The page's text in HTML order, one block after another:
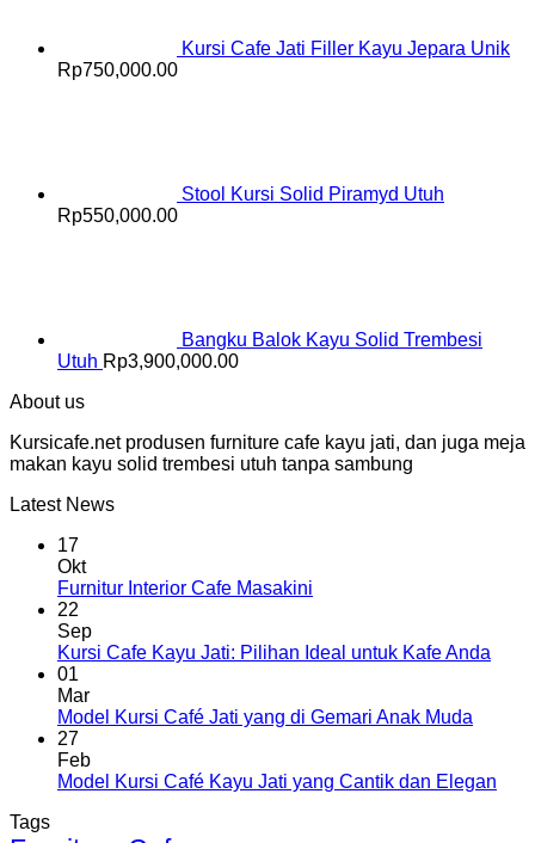
Kursi Cafe Jati Filler Kayu Jepara Unik
Rp750,000.00
Stool Kursi Solid Piramyd Utuh
Rp550,000.00
Bangku Balok Kayu Solid Trembesi
Utuh Rp3,900,000.00
About us
Kursicafe.net produsen furniture cafe kayu jati, dan juga meja
makan kayu solid trembesi utuh tanpa sambung
Latest News
17
Okt
Furnitur Interior Cafe Masakini
22
Sep
Kursi Cafe Kayu Jati: Pilihan Ideal untuk Kafe Anda
01
Mar
Model Kursi Café Jati yang di Gemari Anak Muda
27
Feb
Model Kursi Café Kayu Jati yang Cantik dan Elegan
Tags